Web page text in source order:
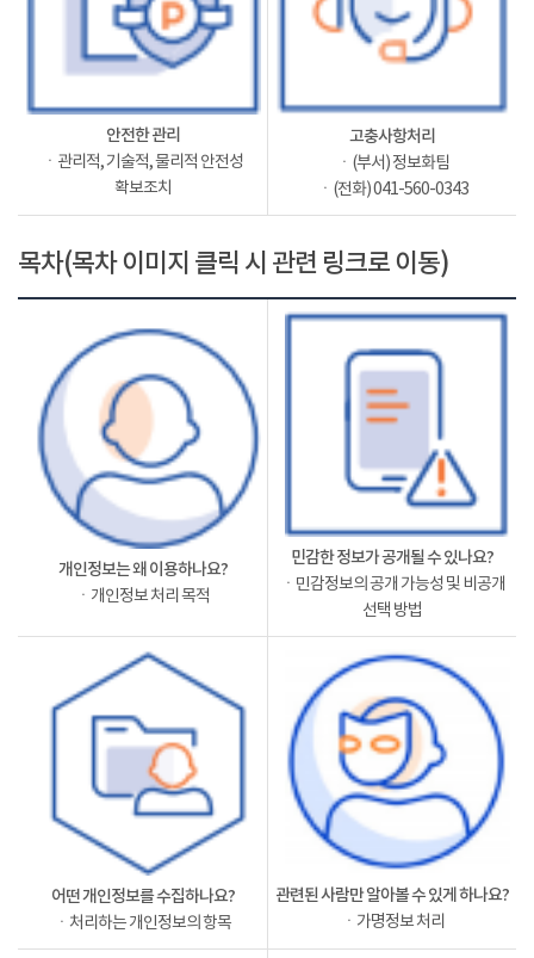
안전한 관리
ㆍ관리적, 기술적, 물리적 안전성
확보조치
고충사항처리
ㆍ(부서) 정보화팀
ㆍ(전화) 041-560-0343
목차(목차 이미지 클릭 시 관련 링크로 이동)
개인정보는 왜 이용하나요?
ㆍ개인정보 처리 목적
민감한 정보가 공개될 수 있나요?
ㆍ민감정보의 공개 가능성 및 비공개
선택 방법
어떤 개인정보를 수집하나요?
ㆍ처리하는 개인정보의 항목
관련된 사람만 알아볼 수 있게 하나요?
ㆍ가명정보 처리